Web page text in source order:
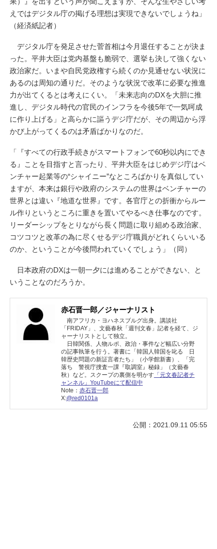
えではデジタル庁の掲げる理想は実現できないでしょうね」
（経済紙記者）
デジタル庁を発足させた菅首相は今月退任することが決ま
った。平井大臣は党内基盤も脆弱で、選挙も決して強くない
政治家だ。いまや自民党政権すら続くのか見通せない状況に
あるのは周知の通りだ。そのような状況で改革に必要な推進
力が出てくるとは考えにくい。「未来志向のDXを大胆に推
進し、デジタル時代の官民のインフラを今後5年で一気呵成
に作り上げる」と高らかに謳うデジ庁だが、その周辺から浮
かび上がってくるのは矛盾ばかりなのだ。
「『すべての行政手続きがスマートフォンで60秒以内にでき
る』ことを目指すと言ったり、平井大臣をはじめデジ庁はベ
ンチャー起業等の“シャイニー”なところばかりを真似してい
ますが、本来は銀行や政府のシステムの世界はベンチャーの
世界とは違い『地道な世界』です。各官庁との折衝からルー
ル作りというところに重きを置いてやるべき仕事なのです。
リーダーシップをとりながら長く問題に取り組める政治家、
コツコツと改革の為に尽くせるデジ庁職員がどれくらいいる
のか、ということが今後問われていくでしょう」（同）
日本政府のDXは一朝一夕には進めることができない、と
いうことなのだろうか。
赤石晋一郎／ジャーナリスト
南アフリカ・ヨハネスブルグ出身。講談社
「FRIDAY」、文藝春秋「週刊文春」記者を経て、ジ
ャーナリストとして独立。
日韓関係、人物ルポ、政治・事件など幅広い分野
の記事執筆を行う。著書に「韓国人韓国を叱る 日
韓歴史問題の新証言者たち」（小学館新書）、「完
落ち 警視庁捜査一課『取調室』秘録」（文藝春
秋）など。スクープの裏側を明かす「元文春記者チ
ャンネル」YouTubeにて配信中
Note： 赤石晋一郎
X:@red0101a
公開：2021.09.11 05:55